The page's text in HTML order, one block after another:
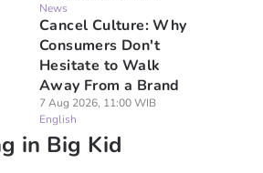
News
Cancel Culture: Why
Consumers Don't
Hesitate to Walk
Away From a Brand
7 Aug 2026, 11:00 WIB
English
in Big Kid